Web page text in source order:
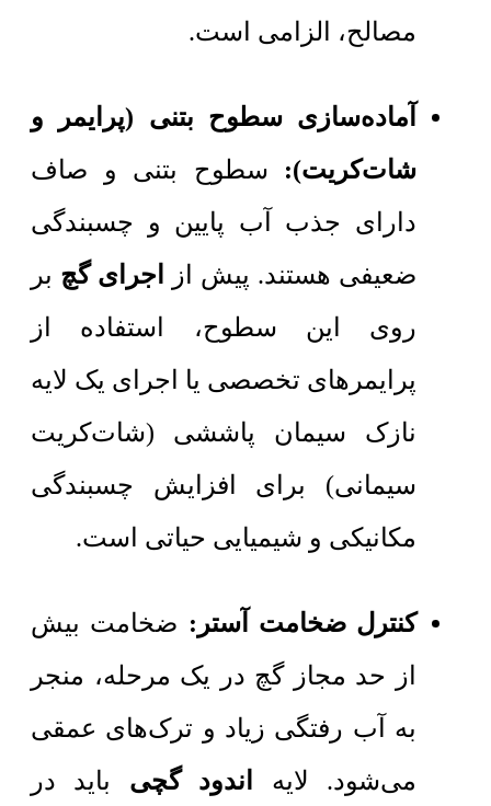
مصالح، الزامی است.
آماده‌سازی سطوح بتنی (پرایمر و
شات‌کریت): سطوح بتنی و صاف
دارای جذب آب پایین و چسبندگی
ضعیفی هستند. پیش از
اجرای گچ بر
روی این سطوح، استفاده از
پرایمرهای تخصصی یا اجرای یک لایه
نازک سیمان پاششی (شات‌کریت
سیمانی) برای افزایش چسبندگی
مکانیکی و شیمیایی حیاتی است.
کنترل ضخامت آستر: ضخامت بیش
از حد مجاز گچ در یک مرحله، منجر
به آب رفتگی زیاد و ترک‌های عمقی
می‌شود. لایه
اندود گچی باید در